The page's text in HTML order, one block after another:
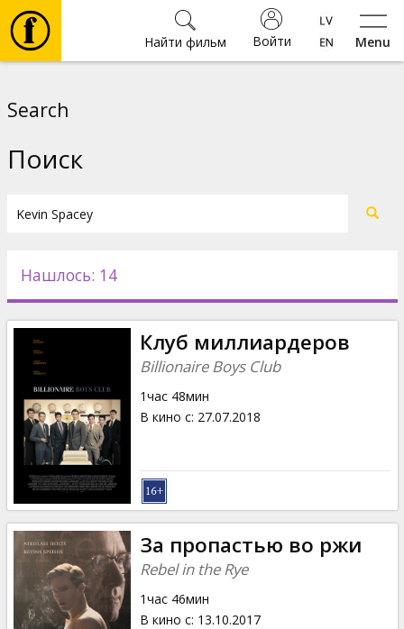
Menu
Войти
Найти фильм
Новости
Подарки
Кинозакуски
B2B
Клуб
Search
Поиск
Нашлось: 14
Клуб миллиардеров
Billionaire Boys Club
1час 48мин
В кино с: 27.07.2018
За пропастью во ржи
Rebel in the Rye
1час 46мин
В кино с: 13.10.2017